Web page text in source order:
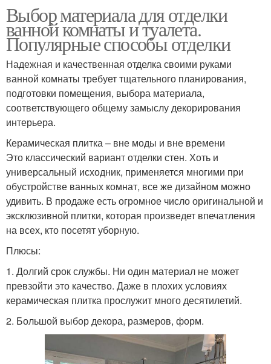
Выбор материала для отделки
ванной комнаты и туалета.
Популярные способы отделки
Надежная и качественная отделка своими руками
ванной комнаты требует тщательного планирования,
подготовки помещения, выбора материала,
соответствующего общему замыслу декорирования
интерьера.
Керамическая плитка – вне моды и вне времени
Это классический вариант отделки стен. Хоть и
универсальный исходник, применяется многими при
обустройстве ванных комнат, все же дизайном можно
удивить. В продаже есть огромное число оригинальной и
эксклюзивной плитки, которая произведет впечатления
на всех, кто посетят уборную.
Плюсы:
1. Долгий срок службы. Ни один материал не может
превзойти это качество. Даже в плохих условиях
керамическая плитка прослужит много десятилетий.
2. Большой выбор декора, размеров, форм.